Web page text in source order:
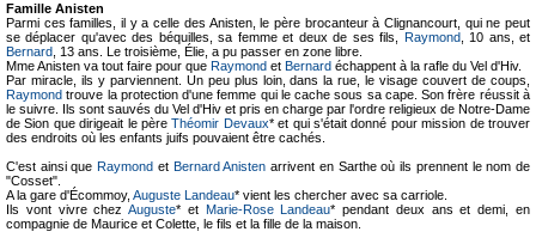
Famille Anisten
Parmi ces familles, il y a celle des Anisten, le père brocanteur à Clignancourt, qui ne peut
se déplacer qu'avec des béquilles, sa femme et deux de ses fils, Raymond, 10 ans, et
Bernard , 13 ans. Le troisième, Élie, a pu passer en zone libre.
Mme Anisten va tout faire pour que Raymond et Bernard échappent à la rafle du Vel d'Hiv.
Par miracle, ils y parviennent. Un peu plus loin, dans la rue, le visage couvert de coups,
Raymond trouve la protection d'une femme qui le cache sous sa cape. Son frère réussit à
le suivre. Ils sont sauvés du Vel d'Hiv et pris en charge par l'ordre religieux de Notre-Dame
de Sion que dirigeait le pèreThéomir Devaux* et qui s'était donné pour mission de trouver
des endroits où les enfants juifs pouvaient être cachés.
C'est ainsi queRaymond et Bernard Anisten arrivent en Sarthe où ils prennent le nom de
"Cosset".
A la gare d'Écommoy, Auguste Landeau* vient les chercher avec sa carriole.
Ils vont vivre chezAuguste* et Marie-Rose Landeau* pendant deux ans et demi, en
compagnie de Maurice et Colette, le fils et la fille de la maison.